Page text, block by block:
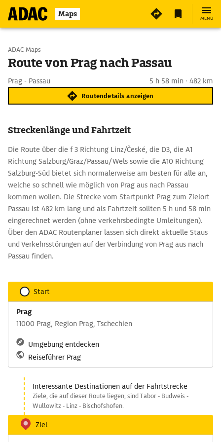
Maps MENÜ
Start wählen
ADAC Maps
Route von Prag nach Passau
Prag - Passau 5 h 58 min · 482 km
Routendetails anzeigen
Streckenlänge und Fahrtzeit
Die Route über die f 3 Richtung Linz/České, die D3, die A1
Richtung Salzburg/Graz/Passau/Wels sowie die A10 Richtung
Salzburg-Süd bietet sich normalerweise am besten für alle an,
welche so schnell wie möglich von Prag aus nach Passau
kommen wollen. Die Strecke vom Startpunkt Prag zum Zielort
Passau ist 482 km lang und als Fahrtzeit sollten 5 h und 58 min
eingerechnet werden (ohne verkehrsbedingte Umleitungen).
Über den ADAC Routenplaner lassen sich direkt aktuelle Staus
und Verkehrsstörungen auf der Verbindung von Prag aus nach
Passau finden.
Start
Prag
11000 Prag, Region Prag, Tschechien
Umgebung entdecken
Reiseführer Prag
Interessante Destinationen auf der Fahrtstrecke
Ziele, die auf dieser Route liegen, sind Tabor - Budweis -
Wullowitz - Linz - Bischofshofen.
Ziel